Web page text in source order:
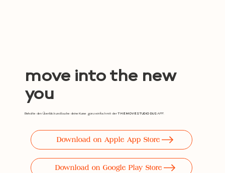
move into the new
you
Behalte den Überblick und buche deine Kurse ganz einfach mit derTHE MOVE STUDIO DUSAPP.
Download on Apple App Store
Download on Google Play Store